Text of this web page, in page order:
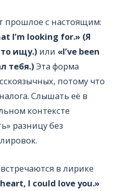
прошлое с настоящим:
I’m looking for.» (Я
ищу.) или «I’ve been
тебя.)Эта форма
потому что
Слышать её в
контексте
разницу без
в лирике
I could love you.»